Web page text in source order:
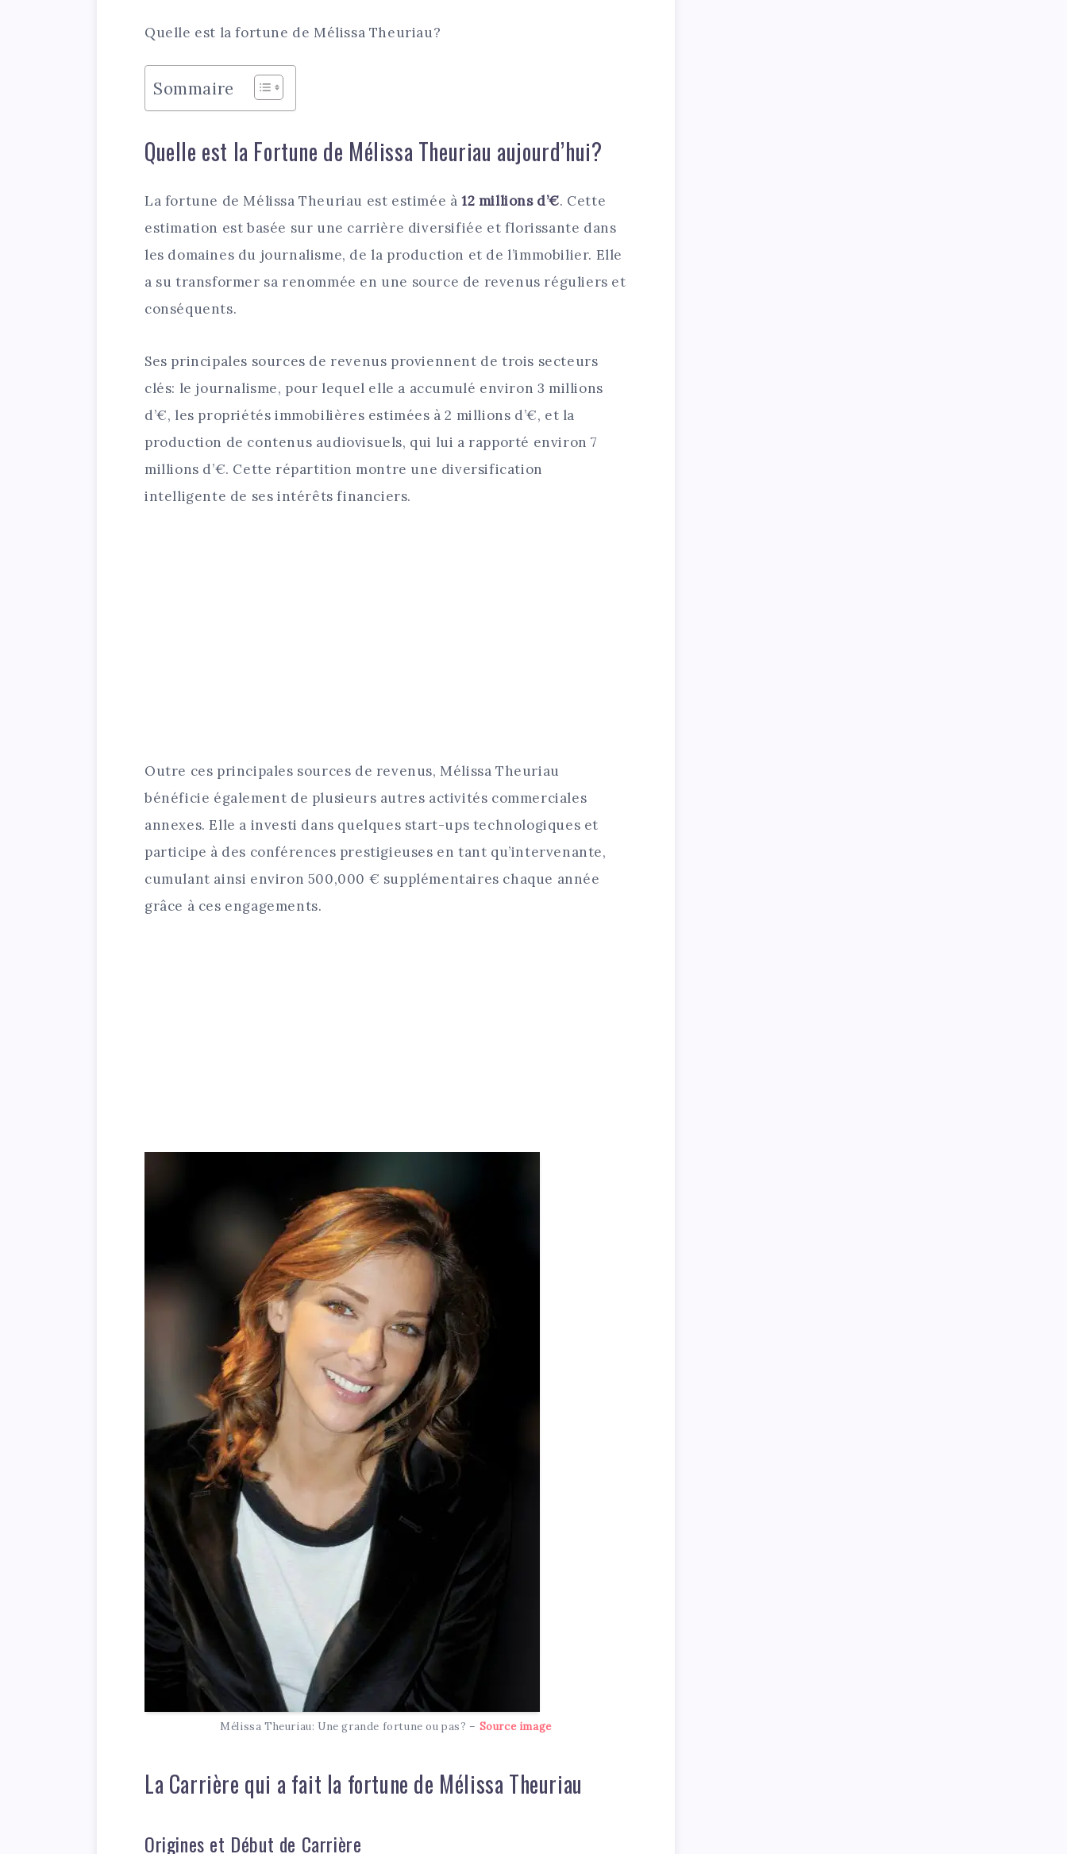
Quelle est la fortune de Mélissa Theuriau?
Sommaire
Quelle est la Fortune de Mélissa Theuriau aujourd’hui?
La fortune de Mélissa Theuriau est estimée à 12 millions d’€. Cette
estimation est basée sur une carrière diversifiée et florissante dans
les domaines du journalisme, de la production et de l’immobilier. Elle
a su transformer sa renommée en une source de revenus réguliers et
conséquents.
Ses principales sources de revenus proviennent de trois secteurs
clés: le journalisme, pour lequel elle a accumulé environ 3 millions
d’€, les propriétés immobilières estimées à 2 millions d’€, et la
production de contenus audiovisuels, qui lui a rapporté environ 7
millions d’€. Cette répartition montre une diversification
intelligente de ses intérêts financiers.
Outre ces principales sources de revenus, Mélissa Theuriau
bénéficie également de plusieurs autres activités commerciales
annexes. Elle a investi dans quelques start-ups technologiques et
participe à des conférences prestigieuses en tant qu’intervenante,
cumulant ainsi environ 500,000 € supplémentaires chaque année
grâce à ces engagements.
Mélissa Theuriau: Une grande fortune ou pas? – Source image
La Carrière qui a fait la fortune de Mélissa Theuriau
Origines et Début de Carrière